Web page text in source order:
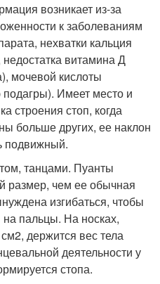
возникает из-за
к заболеваниям
нехватки кальция
недостатка витамина Д
мочевой кислоты
Имеет место и
строения стоп, когда
больше других, ее наклон
подвижный.
танцами. Пуанты
чем ее обычная
изгибаться, чтобы
пальцы. На носках,
2, держится вес тела
деятельности у
стопа.